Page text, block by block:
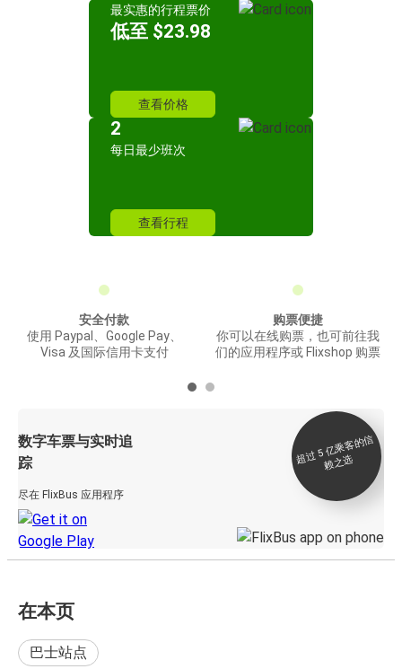
最实惠的行程票价
低至 $23.98
查看价格
2
每日最少班次
查看行程
安全付款
使用 Paypal、Google Pay、
Visa 及国际信用卡支付
购票便捷
你可以在线购票，也可前往我
们的应用程序或 Flixshop 购票
数字车票与实时追
踪
尽在 FlixBus 应用程序
超
过 5
亿
乘
客
的
信
赖
之
选
在本页
巴士站点